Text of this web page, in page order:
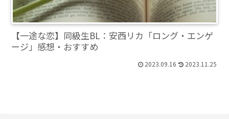
【一途な恋】同級生BL：安西リカ「ロング・エンゲ
ージ」感想・おすすめ
2023.09.16 2023.11.25